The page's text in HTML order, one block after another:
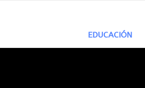
EDUCACIÓN